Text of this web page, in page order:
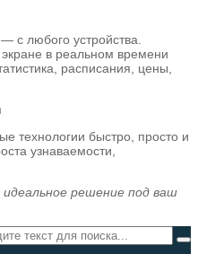
с любого устройства.
в реальном времени
расписания, цены,
технологии быстро, просто и
узнаваемости,
решение под ваш